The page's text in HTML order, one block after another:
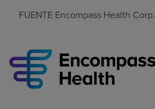
FUENTE Encompass Health Corp.